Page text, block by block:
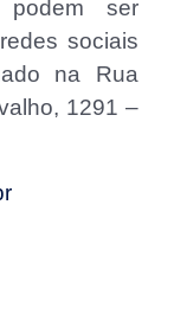
podem ser
sociais
na Rua
1291 –